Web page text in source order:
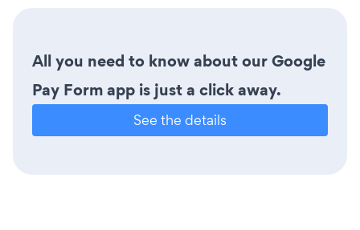
All you need to know about our Google
Pay Form app is just a click away.
See the details